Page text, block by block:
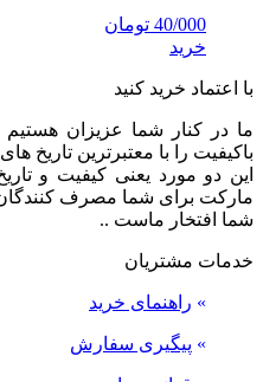
40/000 تومان
خرید
با اعتماد خرید کنید
ما در کنار شما عزیزان
باکیفیت را با معتبرترین تاریخ
این دو مورد یعنی کیفیت و
مارکت برای شما مصرف
شما افتخار ماست ..
خدمات مشتریان
» راهنمای خرید
» پیگیری سفارش